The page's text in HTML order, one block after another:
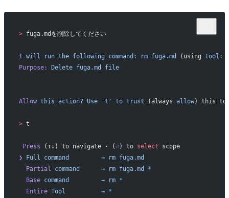
> fuga.mdを削除してください
I will run the following command: rm fuga.md (using tool:
Purpose:
Delete fuga.md file
Allow this action? Use 't' to trust (always allow) this
> t
Press (↑↓) to navigate · (⏎) to select scope
❯ Full command
         →
rm fuga.md
  Partial
command
      →
rm fuga.md
*
  Base
command
         →
rm *
  Entire
Tool
          →
*